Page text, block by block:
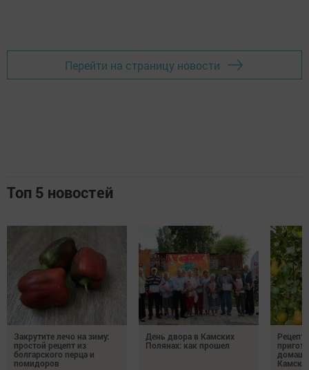
Перейти на страницу новости
Топ 5 новостей
Закрутите лечо на зиму:
простой рецепт из
болгарского перца и
помидоров
День двора в Камских
Полянах: как прошел